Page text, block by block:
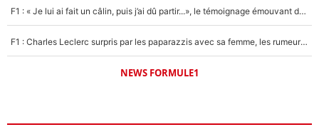
F1 : « Je lui ai fait un câlin, puis j’ai dû partir...», le témoignage émouvant de Max Verstappen sur sa fille
F1 : Charles Leclerc surpris par les paparazzis avec sa femme, les rumeurs étaient vraies !
NEWS FORMULE1